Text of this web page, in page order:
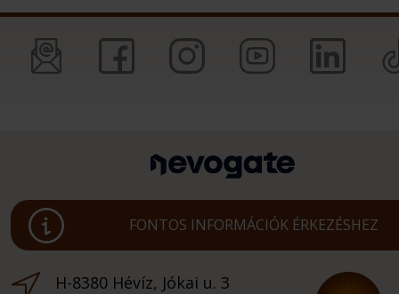
FONTOS INFORMÁCIÓK ÉRKEZÉSHEZ
H-8380 Hévíz, Jókai u. 3